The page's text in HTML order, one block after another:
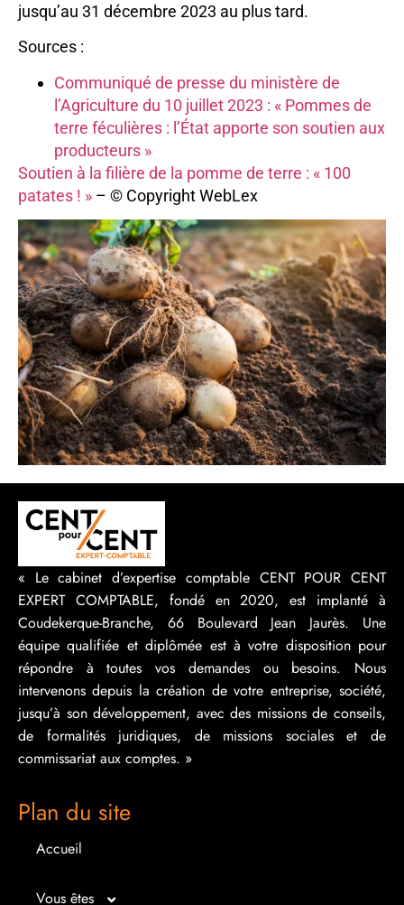
jusqu’au 31 décembre 2023 au plus tard.
Sources :
Communiqué de presse du ministère de
l’Agriculture du 10 juillet 2023 : « Pommes de
terre féculières : l’État apporte son soutien aux
producteurs »
Soutien à la filière de la pomme de terre : « 100
patates ! » – © Copyright WebLex
« Le cabinet d’expertise comptable CENT POUR CENT
EXPERT COMPTABLE, fondé en 2020, est implanté à
Coudekerque-Branche, 66 Boulevard Jean Jaurès. Une
équipe qualifiée et diplômée est à votre disposition pour
répondre à toutes vos demandes ou besoins. Nous
intervenons depuis la création de votre entreprise, société,
jusqu’à son développement, avec des missions de conseils,
de formalités juridiques, de missions sociales et de
commissariat aux comptes. »
Plan du site
Accueil
Vous êtes